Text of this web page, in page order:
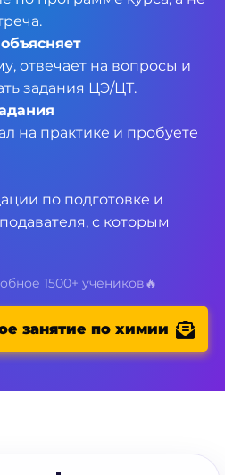
по программе курса, а не
отвечает на вопросы и
задания ЦЭ/ЦТ.
на практике и пробуете
по подготовке и
с которым
1500+ учеников🔥
занятие по химии